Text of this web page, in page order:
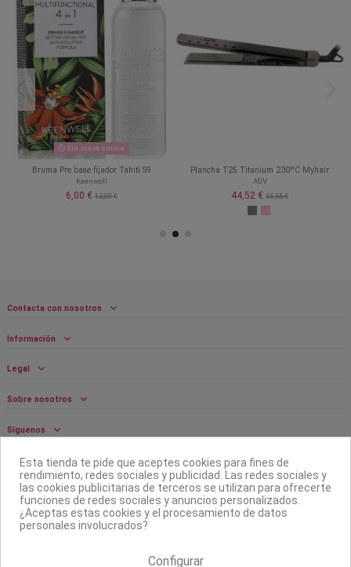
Sin stock online
Bruma Pre base fijador Tahití S9
Keenwell
6,00 €12,00 €
Plancha T25 Titanium 230ºC Myhair
AGV
44,52 € 55,65 €
Contacta con nosotros
Información
Legal
Sobre nosotros
Síguenos
Boletín
Esta tienda te pide que aceptes cookies para fines de
rendimiento, redes sociales y publicidad. Las redes sociales y
las cookies publicitarias de terceros se utilizan para ofrecerte
funciones de redes sociales y anuncios personalizados.
¿Aceptas estas cookies y el procesamiento de datos
personales involucrados?
Configurar